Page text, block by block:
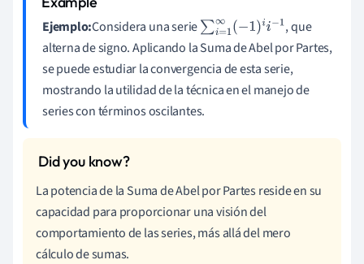
Ejemplo:Considera una serie∑i=1∞(−1)ii−1
, que
alterna de signo. Aplicando la Suma de Abel por Partes,
se puede estudiar la convergencia de esta serie,
mostrando la utilidad de la técnica en el manejo de
series con términos oscilantes.
La potencia de la Suma de Abel por Partes reside en su
capacidad para proporcionar una visión del
comportamiento de las series, más allá del mero
cálculo de sumas.